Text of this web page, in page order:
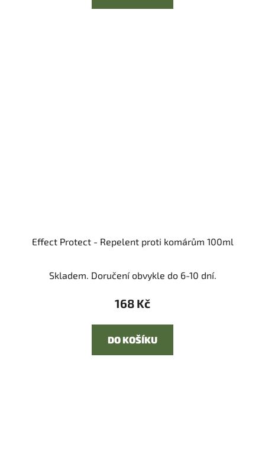
Effect Protect - Repelent proti komárům 100ml
Skladem. Doručení obvykle do 6-10 dní.
168 Kč
DO KOŠÍKU